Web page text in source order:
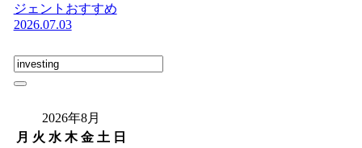
ジェントおすすめ
2026.07.03
2026年8月
月 火 水 木 金 土 日